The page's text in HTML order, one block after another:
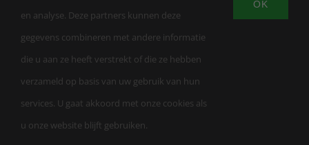
© Copyright | Trainingsschool AW Apeldoorn |
KVK 863459232026 | LuxWebsites| All Rights
Reserved |Privacybeleid|Algemene
voorwaarden
en analyse. Deze partners kunnen deze
gegevens combineren met andere informatie
die u aan ze heeft verstrekt of die ze hebben
verzameld op basis van uw gebruik van hun
services. U gaat akkoord met onze cookies als
u onze website blijft gebruiken.
OK